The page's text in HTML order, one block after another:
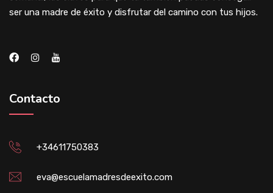
ser una madre de éxito y disfrutar del camino con tus hijos.
Contacto
+34611750383
eva@escuelamadresdeexito.com